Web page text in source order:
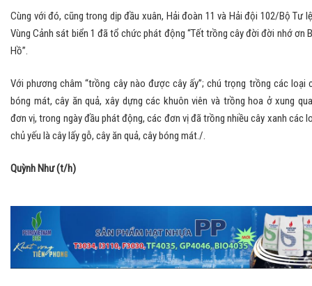
Cùng với đó, cũng trong dịp đầu xuân, Hải đoàn 11 và Hải đội 102/Bộ Tư
Vùng Cảnh sát biển 1 đã tổ chức phát động “Tết trồng cây đời đời nhớ ơn
Hồ”.
Với phương châm “trồng cây nào được cây ấy”; chú trọng trồng các loại
bóng mát, cây ăn quả, xây dựng các khuôn viên và trồng hoa ở xung
đơn vị, trong ngày đầu phát động, các đơn vị đã trồng nhiều cây xanh các
chủ yếu là cây lấy gỗ, cây ăn quả, cây bóng mát./.
Quỳnh Như (t/h)